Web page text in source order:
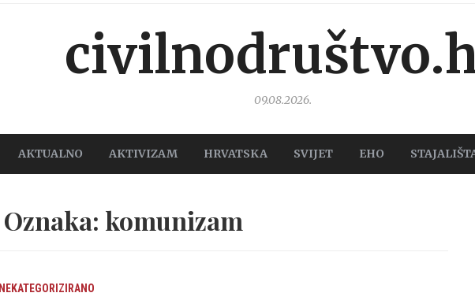
09.08.2026.
AKTUALNO AKTIVIZAM HRVATSKA SVIJET EHO
Oznaka: komunizam
NEKATEGORIZIRANO